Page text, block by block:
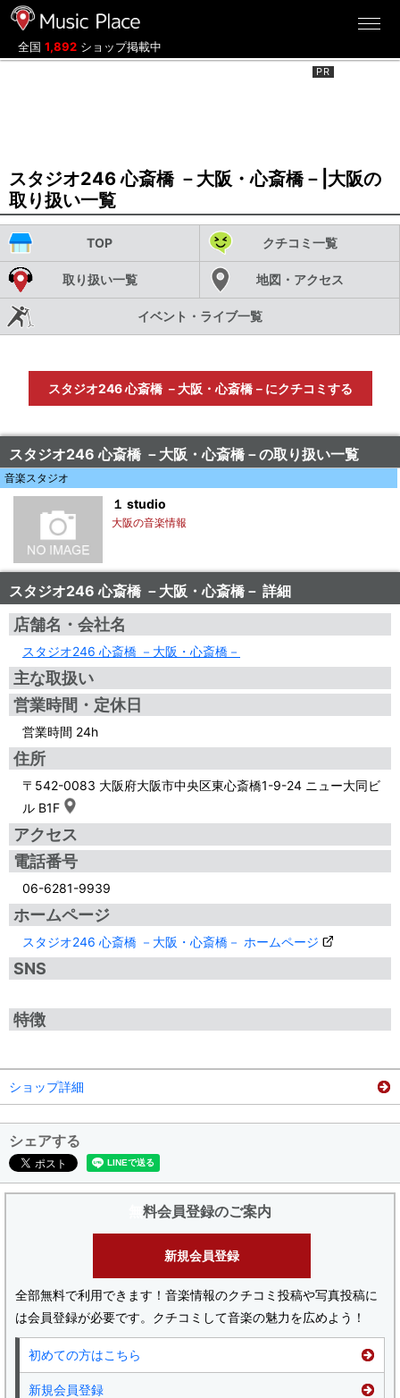
全国 1,892 ショップ掲載中
スタジオ246 心斎橋 －大阪・心斎橋－|大阪の
取り扱い一覧
TOP クチコミ一覧
取り扱い一覧 地図・アクセス
イベント・ライブ一覧
スタジオ246 心斎橋 －大阪・心斎橋－にクチコミする
スタジオ246 心斎橋 －大阪・心斎橋－の取り扱い一覧
音楽スタジオ
１ studio
大阪の音楽情報
スタジオ246 心斎橋 －大阪・心斎橋－ 詳細
店舗名・会社名
スタジオ246 心斎橋 －大阪・心斎橋－
主な取扱い
営業時間・定休日
営業時間 24h
住所
〒542-0083 大阪府大阪市中央区東心斎橋1-9-24 ニュー大同ビ
ル B1F
アクセス
電話番号
06-6281-9939
ホームページ
スタジオ246 心斎橋 －大阪・心斎橋－ ホームページ
SNS
特徴
ショップ詳細
シェアする
無料会員登録のご案内
新規会員登録
全部無料で利用できます！音楽情報のクチコミ投稿や写真投稿に
は会員登録が必要です。クチコミして音楽の魅力を広めよう！
初めての方はこちら
新規会員登録